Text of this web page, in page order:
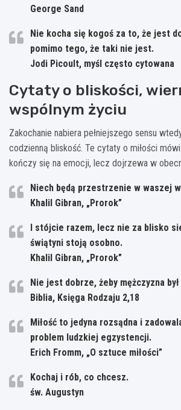
George Sand
Nie kocha się kogoś za to, że jest
pomimo tego, że taki nie jest.
Jodi Picoult, myśl często cytowana
Cytaty o bliskości,
wspólnym życiu
Zakochanie nabiera pełniejszego sensu
codzienną bliskość. Te cytaty o miłości
kończy się na emocji, lecz dojrzewa w
Niech będą przestrzenie w waszej
Khalil Gibran, „Prorok”
I stójcie razem, lecz nie za blisko
świątyni stoją osobno.
Khalil Gibran, „Prorok”
Nie jest dobrze, żeby mężczyzna
Biblia, Księga Rodzaju 2,18
Miłość to jedyna rozsądna i
problem ludzkiej egzystencji.
Erich Fromm, „O sztuce miłości”
Kochaj i rób, co chcesz.
św. Augustyn